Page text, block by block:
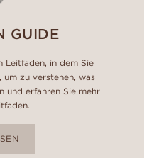
GUIDE
Leitfaden, in dem Sie
um zu verstehen, was
und erfahren Sie mehr